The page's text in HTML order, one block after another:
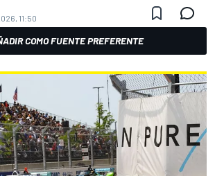
11:50
COMO FUENTE PREFERENTE